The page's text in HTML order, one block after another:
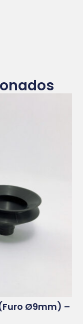
Ø9mm) –